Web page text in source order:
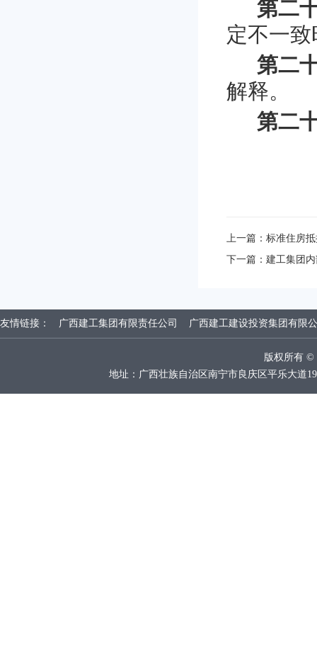
第二
定不一
第二
解释。
第二
上一篇： 标准住房
下一篇： 建工集团
友情链接： 广西建工集团有限责任公司 广西建工建设投资集团有限
版权所有
地址：广西壮族自治区南宁市良庆区平乐大